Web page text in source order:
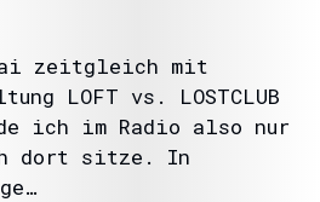
zeitgleich mit
LOFT vs. LOSTCLUB
ich im Radio also nur
dort sitze. In